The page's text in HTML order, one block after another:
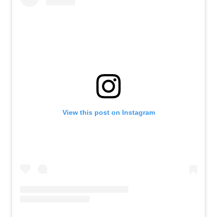
View this post on Instagram